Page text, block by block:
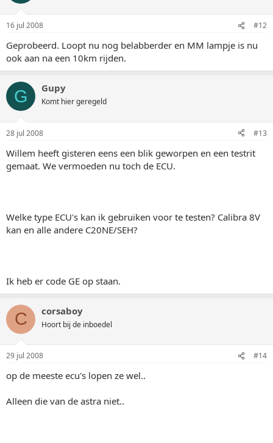
16 jul 2008 #12
Geprobeerd. Loopt nu nog belabberder en MM lampje is nu
ook aan na een 10km rijden.
G Gupy
Komt hier geregeld
28 jul 2008 #13
Willem heeft gisteren eens een blik geworpen en een testrit
gemaat. We vermoeden nu toch de ECU.
Welke type ECU's kan ik gebruiken voor te testen? Calibra 8V
kan en alle andere C20NE/SEH?
Ik heb er code GE op staan.
C corsaboy
Hoort bij de inboedel
29 jul 2008 #14
op de meeste ecu's lopen ze wel..
Alleen die van de astra niet..